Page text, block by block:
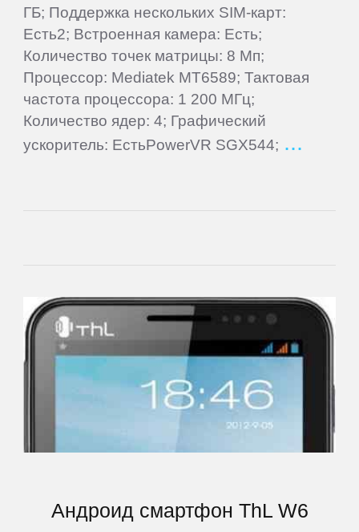
ГБ; Поддержка нескольких SIM-карт:
Есть2; Встроенная камера: Есть;
Количество точек матрицы: 8 Мп;
Процессор: Mediatek MT6589; Тактовая
частота процессора: 1 200 МГц;
Количество ядер: 4; Графический
ускоритель: ЕстьPowerVR SGX544;
Андроид смартфон ThL W6
Keneksi
Lenovo
Letv
Micromax
Motorola
Nokia